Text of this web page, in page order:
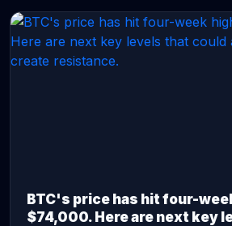
BTC's price has hit four-
$74,000. Here are next key